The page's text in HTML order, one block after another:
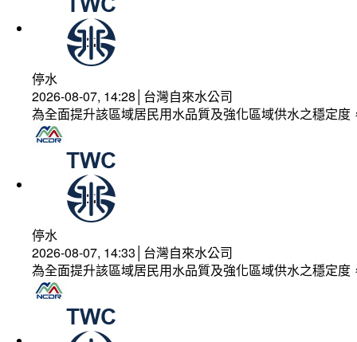
停水
2026-08-07, 14:28│台灣自來水公司
為全面提升該區域居民用水品質及強化區域供水之穩定
停水
2026-08-07, 14:33│台灣自來水公司
為全面提升該區域居民用水品質及強化區域供水之穩定